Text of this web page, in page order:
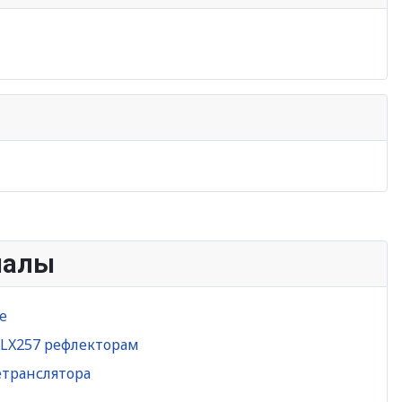
рефлекторам